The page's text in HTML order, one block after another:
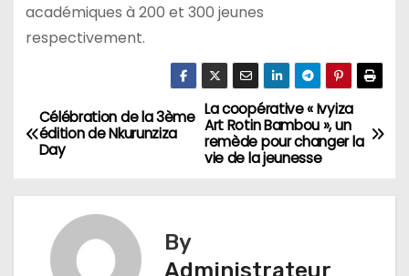
académiques à 200 et 300 jeunes
respectivement.
Navigation
de
l’article
La coopérative « Ivyiza
Art Rotin Bambou », un
remède pour changer la
vie de la jeunesse
Célébration de la 3ème
édition de Nkurunziza
Day
By
Administrateur